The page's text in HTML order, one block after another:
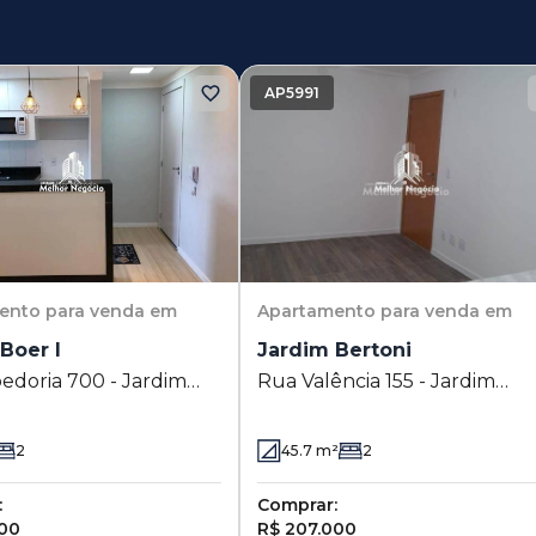
para venda em
I
700 - Jardim
2
AP5991
Apartamento para venda em
Jardim Bertoni
Rua Valência 155 - Jardim
45.7 m² 2
Comprar:
R$ 207.000